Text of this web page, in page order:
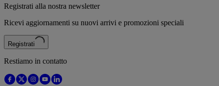
Registrati alla nostra newsletter
Ricevi aggiornamenti su nuovi arrivi e promozioni speciali
Registrati
Restiamo in contatto